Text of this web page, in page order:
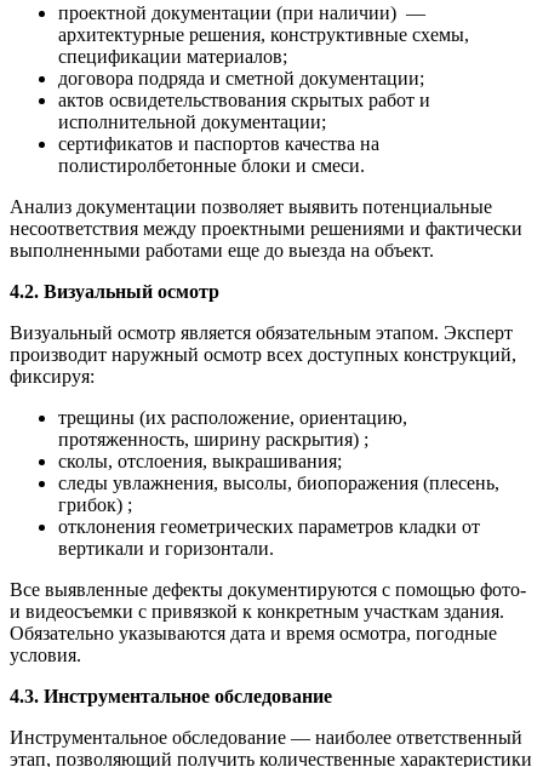
проектной документации (при наличии) —
архитектурные решения, конструктивные схемы,
спецификации материалов;
договора подряда и сметной документации;
актов освидетельствования скрытых работ и
исполнительной документации;
сертификатов и паспортов качества на
полистиролбетонные блоки и смеси.
Анализ документации позволяет выявить потенциальные
несоответствия между проектными решениями и фактически
выполненными работами еще до выезда на объект.
4.2. Визуальный осмотр
Визуальный осмотр является обязательным этапом. Эксперт
производит наружный осмотр всех доступных конструкций,
фиксируя:
трещины (их расположение, ориентацию,
протяженность, ширину раскрытия) ;
сколы, отслоения, выкрашивания;
следы увлажнения, высолы, биопоражения (плесень,
грибок) ;
отклонения геометрических параметров кладки от
вертикали и горизонтали.
Все выявленные дефекты документируются с помощью фото-
и видеосъемки с привязкой к конкретным участкам здания.
Обязательно указываются дата и время осмотра, погодные
условия.
4.3. Инструментальное обследование
Инструментальное обследование — наиболее ответственный
этап, позволяющий получить количественные характеристики